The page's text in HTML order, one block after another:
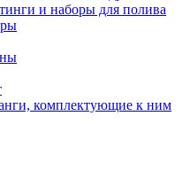
и наборы для полива
комплектующие к ним